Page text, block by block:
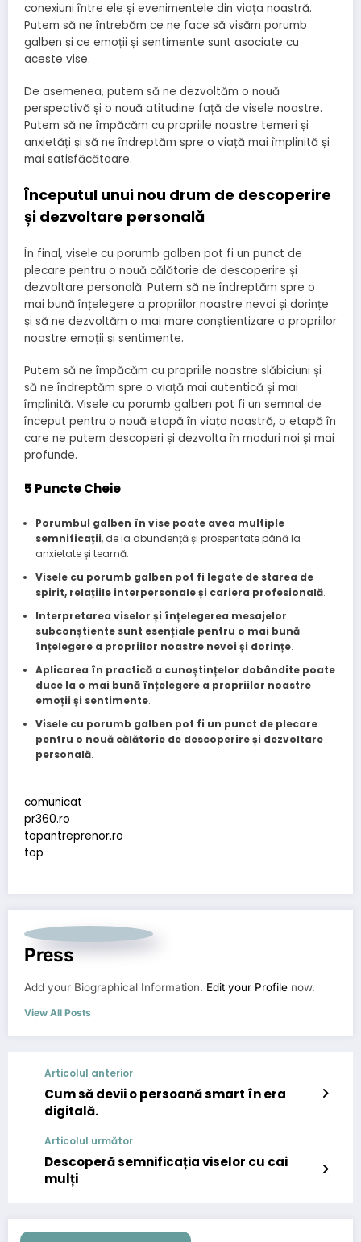
conexiuni între ele și evenimentele din viața noastră.
Putem să ne întrebăm ce ne face să visăm porumb
galben și ce emoții și sentimente sunt asociate cu
aceste vise.
De asemenea, putem să ne dezvoltăm o nouă
perspectivă și o nouă atitudine față de visele noastre.
Putem să ne împăcăm cu propriile noastre temeri și
anxietăți și să ne îndreptăm spre o viață mai împlinită și
mai satisfăcătoare.
Începutul unui nou drum de descoperire
și dezvoltare personală
În final, visele cu porumb galben pot fi un punct de
plecare pentru o nouă călătorie de descoperire și
dezvoltare personală. Putem să ne îndreptăm spre o
mai bună înțelegere a propriilor noastre nevoi și dorințe
și să ne dezvoltăm o mai mare conștientizare a propriilor
noastre emoții și sentimente.
Putem să ne împăcăm cu propriile noastre slăbiciuni și
să ne îndreptăm spre o viață mai autentică și mai
împlinită. Visele cu porumb galben pot fi un semnal de
început pentru o nouă etapă în viața noastră, o etapă în
care ne putem descoperi și dezvolta în moduri noi și mai
profunde.
5 Puncte Cheie
Porumbul galben în vise poate avea multiple
semnificații, de la abundență și prosperitate până la
anxietate și teamă.
Visele cu porumb galben pot fi legate de starea de
spirit, relațiile interpersonale și cariera profesională.
Interpretarea viselor și înțelegerea mesajelor
subconștiente sunt esențiale pentru o mai bună
înțelegere a propriilor noastre nevoi și dorințe.
Aplicarea în practică a cunoștințelor dobândite poate
duce la o mai bună înțelegere a propriilor noastre
emoții și sentimente.
Visele cu porumb galben pot fi un punct de plecare
pentru o nouă călătorie de descoperire și dezvoltare
personală.
comunicat
pr360.ro
topantreprenor.ro
top
Press
Add your Biographical Information. Edit your Profile now.
View All Posts
Articolul anterior
Cum să devii o persoană smart în era
digitală.
Articolul următor
Descoperă semnificația viselor cu cai
mulți